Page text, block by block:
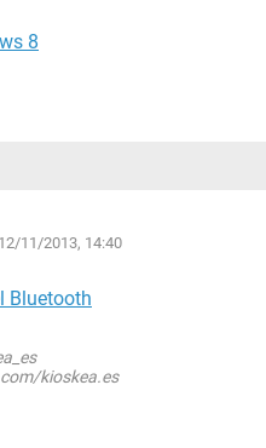
8
11/2013, 14:40
Bluetooth
kioskea.es